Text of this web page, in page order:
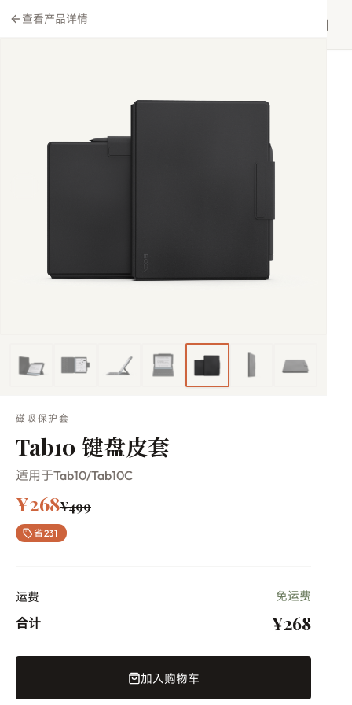
查看产品详情
磁吸保护套
Tab10 键盘皮套
适用于Tab10/Tab10C
¥268¥499
省231
运费 免运费
合计 ¥268
加入购物车